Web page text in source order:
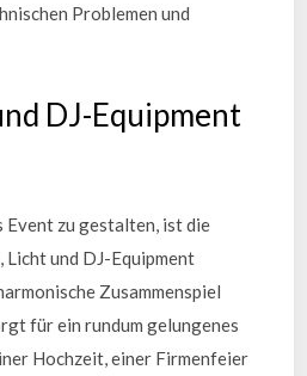
Problemen und
DJ-Equipment
Event zu gestalten, ist die
Licht und DJ-Equipment
Zusammenspiel
für ein rundum gelungenes
Hochzeit, einer Firmenfeier